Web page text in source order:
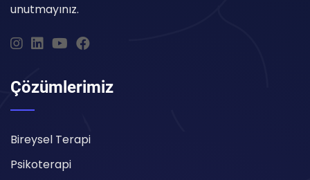
unutmayınız.
Çözümlerimiz
Bireysel Terapi
Psikoterapi